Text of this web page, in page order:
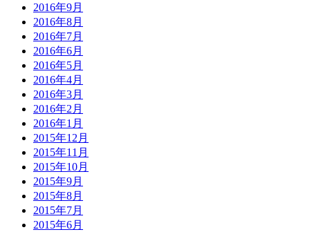
2016年9月
2016年8月
2016年7月
2016年6月
2016年5月
2016年4月
2016年3月
2016年2月
2016年1月
2015年12月
2015年11月
2015年10月
2015年9月
2015年8月
2015年7月
2015年6月